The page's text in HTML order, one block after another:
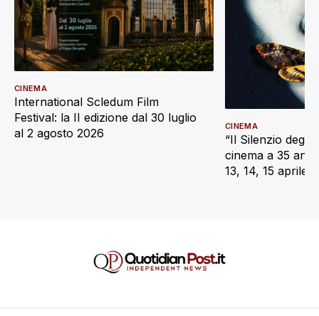
International Scledum Film
Festival: la II edizione dal 30 luglio
al 2 agosto 2026
CINEMA
“Il Silenzio degli
cinema a 35 anni
13, 14, 15 aprile
CINEMA